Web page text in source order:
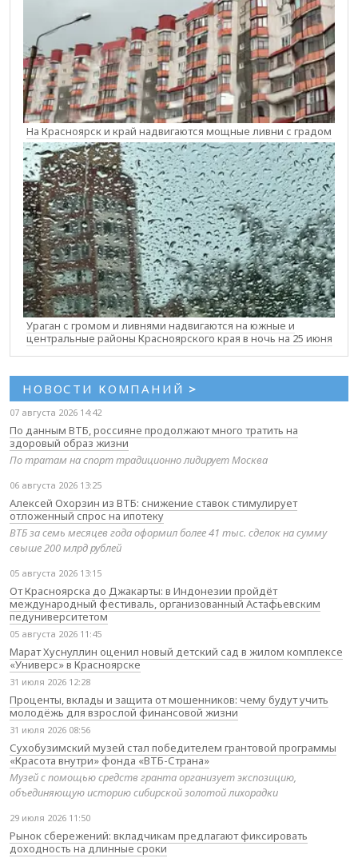
На Красноярск и край надвигаются мощные ливни с градом
Ураган с громом и ливнями надвигаются на южные и
центральные районы Красноярского края в ночь на 25 июня
НОВОСТИ КОМПАНИЙ >
07 августа 2026 14:42
По данным ВТБ, россияне продолжают много тратить на
здоровый образ жизни
По тратам на спорт традиционно лидирует Москва
06 августа 2026 13:25
Алексей Охорзин из ВТБ: снижение ставок стимулирует
отложенный спрос на ипотеку
ВТБ за семь месяцев года оформил более 41 тыс. сделок на сумму
свыше 200 млрд рублей
05 августа 2026 13:15
От Красноярска до Джакарты: в Индонезии пройдёт
международный фестиваль, организованный Астафьевским
педуниверситетом
05 августа 2026 11:45
Марат Хуснуллин оценил новый детский сад в жилом комплексе
«Универс» в Красноярске
31 июля 2026 12:28
Проценты, вклады и защита от мошенников: чему будут учить
молодёжь для взрослой финансовой жизни
31 июля 2026 08:56
Сухобузимский музей стал победителем грантовой программы
«Красота внутри» фонда «ВТБ-Страна»
Музей с помощью средств гранта организует экспозицию,
объединяющую историю сибирской золотой лихорадки
29 июля 2026 11:50
Рынок сбережений: вкладчикам предлагают фиксировать
доходность на длинные сроки